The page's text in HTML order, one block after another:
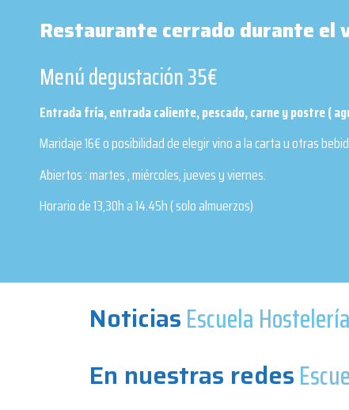
Restaurante cerrado durante el
Menú degustación 35€
Entrada fría, entrada caliente, pescado, carne y postre (
Maridaje 16€ o posibilidad de elegir vino a la carta u otras
Abiertos : martes , miércoles, jueves y viernes.
Horario de 13,30h a 14.45h ( solo almuerzos)
NoticiasEscuela
En nuestras redes